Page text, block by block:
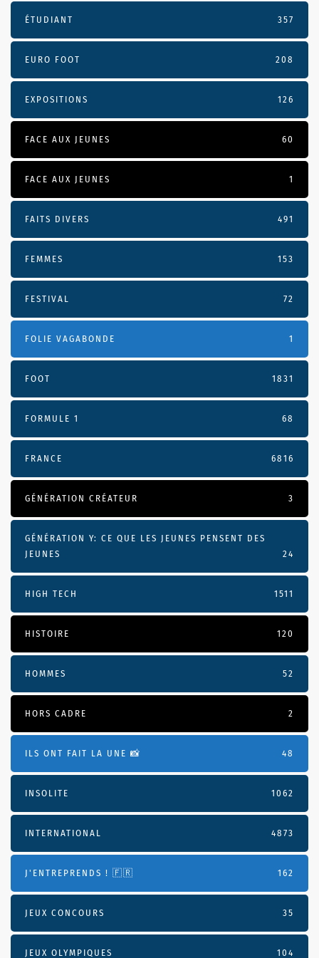
ÉTUDIANT 357
EURO FOOT 208
EXPOSITIONS 126
FACE AUX JEUNES 60
FACE AUX JEUNES 1
FAITS DIVERS 491
FEMMES 153
FESTIVAL 72
FOLIE VAGABONDE 1
FOOT 1831
FORMULE 1 68
FRANCE 6816
GÉNÉRATION CRÉATEUR 3
GÉNÉRATION Y: CE QUE LES JEUNES PENSENT DES
JEUNES
24
HIGH TECH 1511
HISTOIRE 120
HOMMES 52
HORS CADRE 2
ILS ONT FAIT LA UNE 📸 48
INSOLITE 1062
INTERNATIONAL 4873
J'ENTREPRENDS ! 🇫🇷 162
JEUX CONCOURS 35
JEUX OLYMPIQUES 104